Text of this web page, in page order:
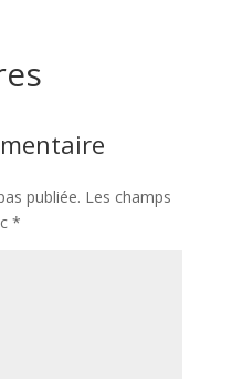
publiée. Les champs
*